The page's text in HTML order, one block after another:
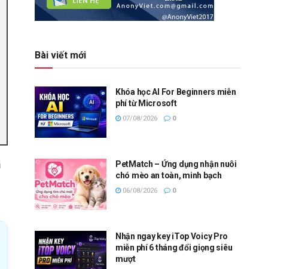
Bài viết mới
Khóa học AI For Beginners miễn
phí từ Microsoft
07/08/2026 0
PetMatch – Ứng dụng nhận nuôi
chó mèo an toàn, minh bạch
06/08/2026 0
Nhận ngay key iTop Voicy Pro
miễn phí 6 tháng đổi giọng siêu
mượt